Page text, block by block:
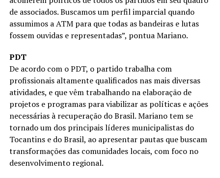
de associados. Buscamos um perfil imparcial quando
assumimos a ATM para que todas as bandeiras e lutas
fossem ouvidas e representadas”, pontua Mariano.
PDT
De acordo com o PDT, o partido trabalha com
profissionais altamente qualificados nas mais diversas
atividades, e que vêm trabalhando na elaboração de
projetos e programas para viabilizar as políticas e ações
necessárias à recuperação do Brasil. Mariano tem se
tornado um dos principais líderes municipalistas do
Tocantins e do Brasil, ao apresentar pautas que buscam
transformações das comunidades locais, com foco no
desenvolvimento regional.